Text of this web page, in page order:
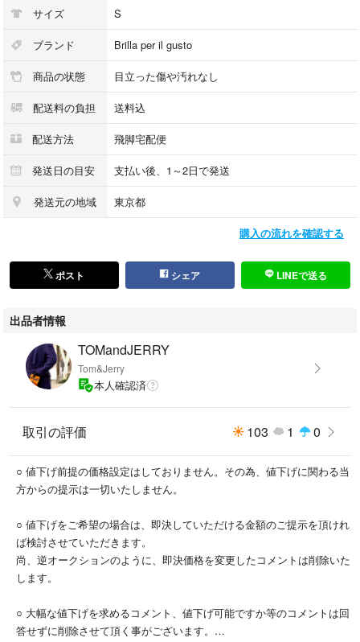
肩幅…42.5cm 身幅…48cm ウエスト…43cm 袖丈…63cm 着丈…71.5cm
※詳細サイズは平置きでの素人採寸です
多少の誤差はご容赦下さい。
様々なメディアで取り上げられ常に人気のあるブリッラペルイルグスト
BEAMSFのドレスクロージング部門最高峰レーベルです
インポートブランドに引けを取らない素材選びと仕立て
オンオフ問わず、様々なシーンでご活用いただける
一着ではないでしょうか
目立つダメージ等は無く、状態は非常に良いと思います
※沖縄、離島の方は別途料金がございますので
送料込みではございません。
サイズ S
ブランド Brilla per il gusto
商品の状態 目立った傷や汚れなし
配送料の負担 送料込
配送方法 飛脚宅配便
発送日の目安 支払い後、1～2日で発送
発送元の地域 東京都
購入の流れを確認する
ポスト シェア LINEで送る
出品者情報
TOMandJERRY
Tom&Jerry
本人確認済
取引の評価 103 1 0
○ 値下げ前提の価格設定はしておりません。その為、値下げに関わる当
方からの提示は一切いたしません。
○ 値下げをご希望の場合は、即決していただける金額のご提示を頂けれ
ば検討させていただきます。
尚、逆オークションのように、即決価格を変更したコメントは削除いた
します。
○ 大幅な値下げを求めるコメント、値下げ可能ですか等のコメントは回
答せずに削除させて頂く事がございます。